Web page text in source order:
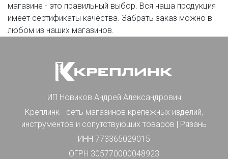
магазине - это правильный выбор. Вся наша продукция
имеет сертификаты качества. Забрать заказ можно в
любом из наших магазинов.
ИП Новиков Андрей Александрович
Креплинк - сеть магазинов крепежных изделий,
инструментов и сопутствующих товаров | Рязань
ИНН 773365029015
ОГРН 305770000048923